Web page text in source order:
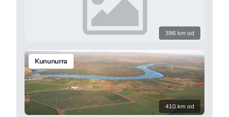
386 km od
Kununurra
410 km od